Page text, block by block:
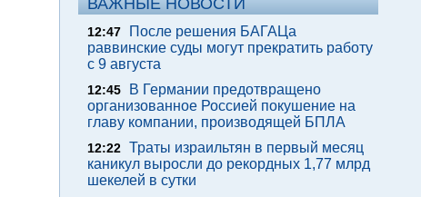
ВАЖНЫЕ НОВОСТИ
12:47
После решения БАГАЦа
раввинские суды могут прекратить работу
с 9 августа
12:45
В Германии предотвращено
организованное Россией покушение на
главу компании, производящей БПЛА
12:22 Траты израильтян в первый месяц
каникул выросли до рекордных 1,77 млрд
шекелей в сутки